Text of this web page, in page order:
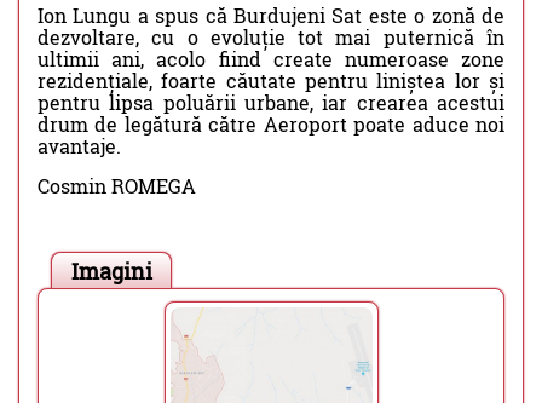
Ion Lungu a spus că Burdujeni Sat este o zonă de
dezvoltare, cu o evoluție tot mai puternică în
ultimii ani, acolo fiind create numeroase zone
rezidențiale, foarte căutate pentru liniștea lor și
pentru lipsa poluării urbane, iar crearea acestui
drum de legătură către Aeroport poate aduce noi
avantaje.
Cosmin ROMEGA
Imagini